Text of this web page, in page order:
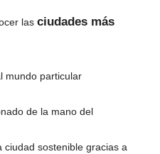
las ciudades más
mundo particular
de la mano del
ciudad sostenible gracias a